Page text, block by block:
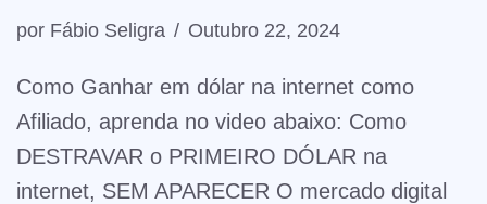
por Fábio Seligra Outubro 22, 2024
Como Ganhar em dólar na internet como
Afiliado, aprenda no video abaixo: Como
DESTRAVAR o PRIMEIRO DÓLAR na
internet, SEM APARECER O mercado digital